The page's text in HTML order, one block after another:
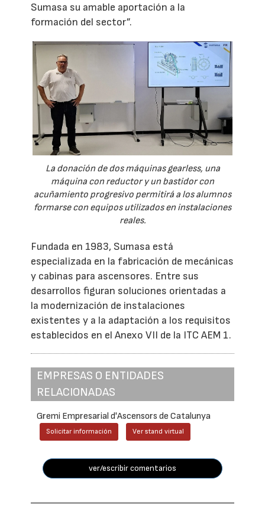
Sumasa su amable aportación a la
formación del sector”.
La donación de dos máquinas gearless, una
máquina con reductor y un bastidor con
acuñamiento progresivo permitirá a los alumnos
formarse con equipos utilizados en instalaciones
reales.
Fundada en 1983, Sumasa está
especializada en la fabricación de mecánicas
y cabinas para ascensores. Entre sus
desarrollos figuran soluciones orientadas a
la modernización de instalaciones
existentes y a la adaptación a los requisitos
establecidos en el Anexo VII de la ITC AEM 1.
EMPRESAS O ENTIDADES
RELACIONADAS
Gremi Empresarial d'Ascensors de Catalunya
Solicitar información Ver stand virtual
ver/escribir comentarios